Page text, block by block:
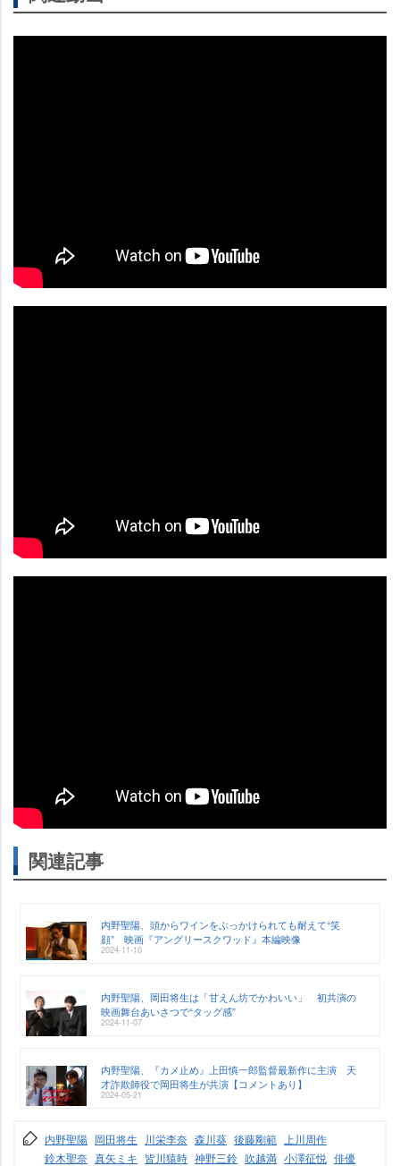
関連記事
内野聖陽、頭からワインをぶっかけられても耐えて“笑
顔” 映画『アングリースクワッド』本編映像
2024-11-10
内野聖陽、岡田将生は「甘えん坊でかわいい」 初共演の
映画舞台あいさつで“タッグ感”
2024-11-07
内野聖陽、『カメ止め』上田慎一郎監督最新作に主演 天
才詐欺師役で岡田将生が共演【コメントあり】
2024-05-21
内野聖陽 岡田将生 川栄李奈 森川葵 後藤剛範
上川周作
鈴木聖奈 真矢ミキ 皆川猿時 神野三鈴 吹越満 小澤征悦 俳優